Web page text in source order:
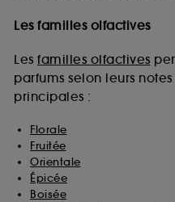
Les familles olfactives
Les familles olfactives
parfums selon leurs
principales :
Florale
Fruitée
Orientale
Épicée
Boisée
collectées ou générées
sur "continuer sans
moment choisir de retirer
souhaitez obtenir plus
utilisés, cliquez